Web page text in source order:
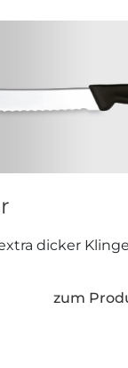
dicker Klinge
zum